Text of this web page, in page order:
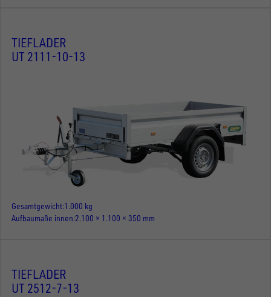
TIEFLADER
UT 2111-10-13
Gesamtgewicht 1.000 kg
Aufbaumaße innen 2.100 × 1.100 × 350 mm
TIEFLADER
UT 2512-7-13